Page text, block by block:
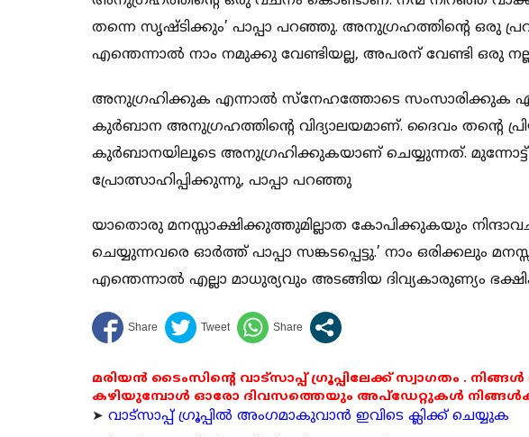
തന്നെ സൃഷ്ടിക്കും’ പാപ്പാ പറഞ്ഞു. അനുഗ്രഹത്തിന്റെ ഒരു
എന്തെന്നാല്‍ നാം നമുക്കു വേണ്ടിയല്ല, അപരന് വേണ്ടി ഒരു
അനുഗ്രഹിക്കുക എന്നാല്‍ സ്‌നേഹത്തോടെ സംസാരിക്കുക
കുര്‍ബാന അനുഗ്രഹത്തിന്റെ വിദ്യാലയമാണ്. ദൈവം തന്റെ
കുര്‍ബാനയിലൂടെ അനുഗ്രഹിക്കുകയാണ് ചെയ്യുന്നത്. മുന്നോട്ട്
പ്രോത്സാഹിപ്പിക്കുന്നു, പാപ്പാ പറഞ്ഞു
യാതൊരു മനസ്സാക്ഷിക്കുത്തുമില്ലാത കോപിക്കുകയും
ചെയ്യുന്നവരെ ഓര്‍ത്ത് പാപ്പാ സങ്കടപ്പെട്ടു.’ നാം ഒരിക്കലും
എന്തെന്നാല്‍ എല്ലാ മാധുര്യവും അടങ്ങിയ ദിവ്യകാരുണ്യം
മരിയൻ ടൈംസിന്റെ വാട്സാപ്പ് ഗ്രൂപ്പിലേക്ക് സ്വാഗതം .
കഴിയുമ്പോൾ ഓരോ ദിവസത്തെയും അപ്ഡേറ്റുകൾ
➤ വാട്സാപ്പ് ഗ്രൂപ്പിൽ അംഗമാകുവാൻ ഇവിടെ ക്ലിക്ക് ചെയ്യുക